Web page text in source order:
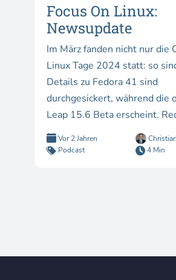
Focus On Linux:
Newsupdate
Im März fanden nicht nur die
Linux Tage 2024 statt: so
Details zu Fedora 41 sind
durchgesickert, während die
Leap 15.6 Beta erscheint.
Vor 2 Jahren
Podcast
4 Min